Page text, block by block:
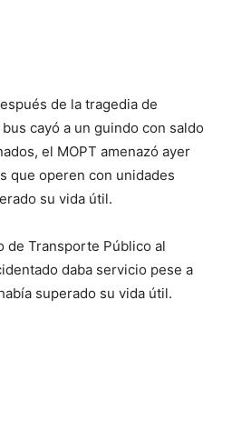
de la tragedia de
cayó a un guindo con saldo
el MOPT amenazó ayer
que operen con unidades
su vida útil.
de Transporte Público al
daba servicio pese a
superado su vida útil.